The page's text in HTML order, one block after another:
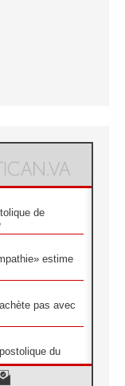
de
estime
pas avec
du